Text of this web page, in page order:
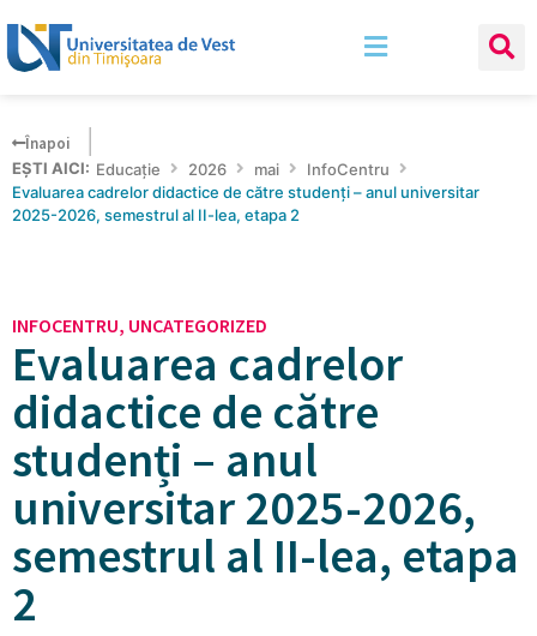
Înapoi
EȘTI AICI: Educație 2026 mai
InfoCentru
Evaluarea cadrelor didactice de către studenți – anul universitar
2025-2026, semestrul al II-lea, etapa 2
INFOCENTRU, UNCATEGORIZED
Evaluarea cadrelor
didactice de către
studenți – anul
universitar 2025-2026,
semestrul al II-lea, etapa
2